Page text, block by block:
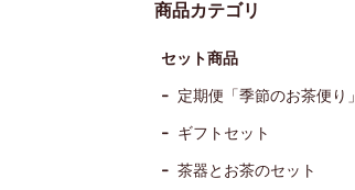
商品カテゴリ
セット商品
定期便「季節のお茶便り」
ギフトセット
茶器とお茶のセット